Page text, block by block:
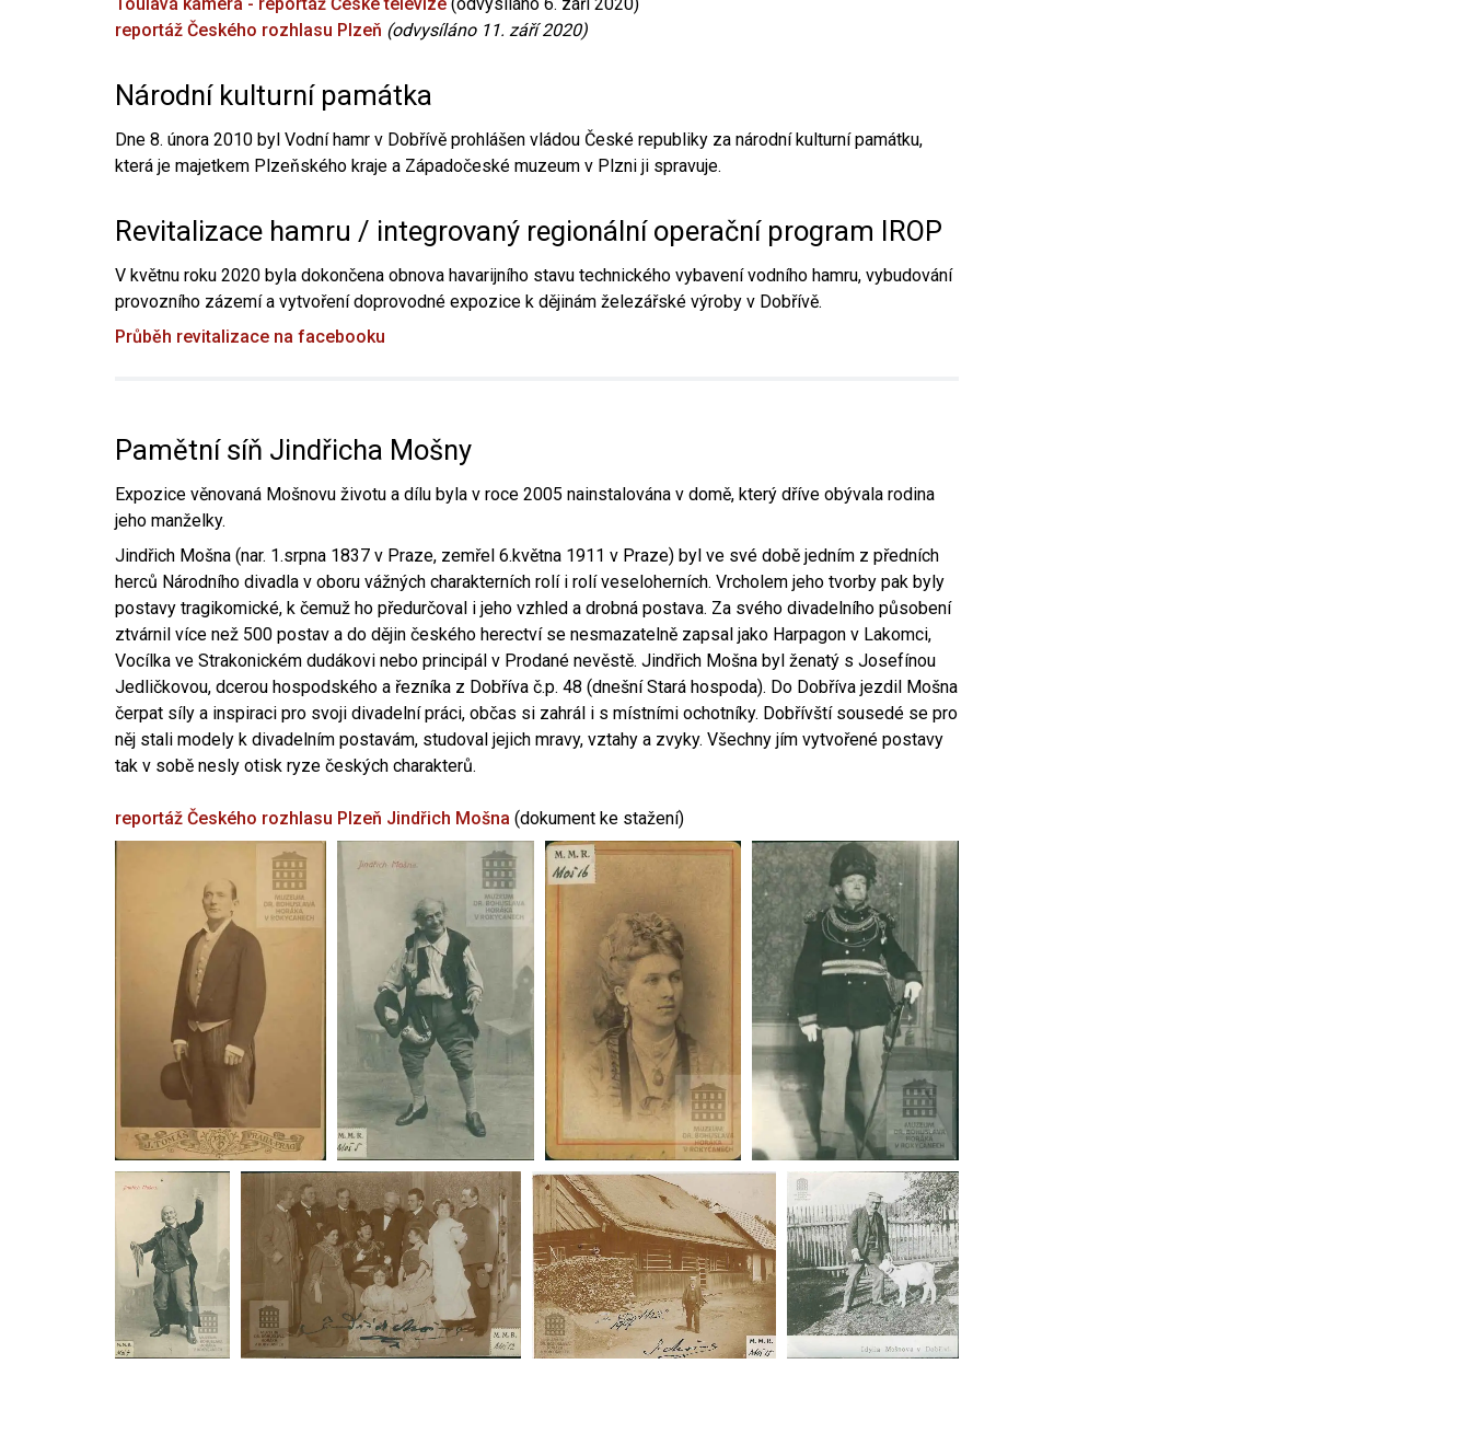
reportáž Českého rozhlasu Plzeň (odvysíláno 11. září 2020)
Národní kulturní památka
Dne 8. února 2010 byl Vodní hamr v Dobřívě prohlášen vládou České republiky za národní kulturní památku,
která je majetkem Plzeňského kraje a Západočeské muzeum v Plzni ji spravuje.
Revitalizace hamru / integrovaný regionální operační program IROP
V květnu roku 2020 byla dokončena obnova havarijního stavu technického vybavení vodního hamru, vybudování
provozního zázemí a vytvoření doprovodné expozice k dějinám železářské výroby v Dobřívě.
Průběh revitalizace na facebooku
Pamětní síň Jindřicha Mošny
Expozice věnovaná Mošnovu životu a dílu byla v roce 2005 nainstalována v domě, který dříve obývala rodina
jeho manželky.
Jindřich Mošna (nar. 1.srpna 1837 v Praze, zemřel 6.května 1911 v Praze) byl ve své době jedním z předních
herců Národního divadla v oboru vážných charakterních rolí i rolí veseloherních. Vrcholem jeho tvorby pak byly
postavy tragikomické, k čemuž ho předurčoval i jeho vzhled a drobná postava. Za svého divadelního působení
ztvárnil více než 500 postav a do dějin českého herectví se nesmazatelně zapsal jako Harpagon v Lakomci,
Vocílka ve Strakonickém dudákovi nebo principál v Prodané nevěstě. Jindřich Mošna byl ženatý s Josefínou
Jedličkovou, dcerou hospodského a řezníka z Dobříva č.p. 48 (dnešní Stará hospoda). Do Dobříva jezdil Mošna
čerpat síly a inspiraci pro svoji divadelní práci, občas si zahrál i s místními ochotníky. Dobřívští sousedé se pro
něj stali modely k divadelním postavám, studoval jejich mravy, vztahy a zvyky. Všechny jím vytvořené postavy
tak v sobě nesly otisk ryze českých charakterů.
reportáž Českého rozhlasu Plzeň Jindřich Mošna (dokument ke stažení)